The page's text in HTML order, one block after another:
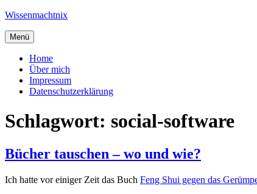
Zum
springen
Wissenmachtnix
Menü
Home
Über mich
Impressum
Datenschutzerklärung
Schlagwort: social-software
Bücher tauschen – wo und wie?
Ich hatte vor einiger Zeit das Buch Feng Shui gegen das